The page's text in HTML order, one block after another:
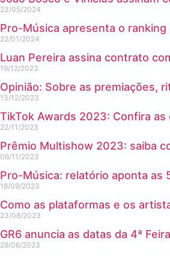
23/05/2024
Pro-Música apresenta o
22/01/2024
Luan Pereira assina contrato
19/12/2023
Opinião: Sobre as premiações,
13/12/2023
TikTok Awards 2023: Confira
22/11/2023
Prêmio Multishow 2023: saiba
06/11/2023
Pro-Música: relatório aponta as
18/09/2023
Como as plataformas e os
23/08/2023
GR6 anuncia as datas da 4ª
29/06/2023